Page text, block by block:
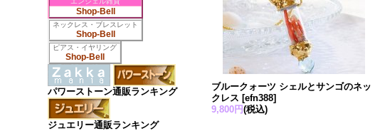
Shop-Bell
ネックレス・ブレスレット
Shop-Bell
ピアス・イヤリング
Shop-Bell
パワーストーン通販ランキング
ジュエリー通販ランキング
ブルークォーツ シェルとサンゴのネッ
クレス [efn388]
9,800円(税込)